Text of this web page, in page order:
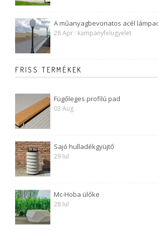
A műanyagbevonatos acél
28 Apr : kampanyfelugyelet
FRISS TERMÉKEK
Fügőleges profilú pad
03 Aug
Sajó hulladékgyüjtő
29 Iul
Mc-Hoba ülőke
28 Iul